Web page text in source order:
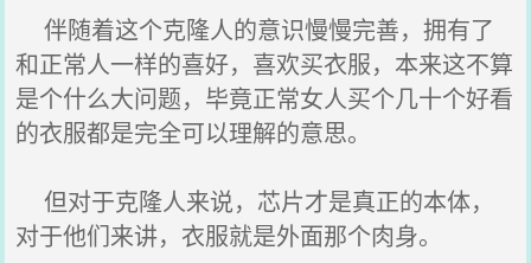
伴随着这个克隆人的意识慢慢完善，拥有了
和正常人一样的喜好，喜欢买衣服，本来这不算
是个什么大问题，毕竟正常女人买个几十个好看
的衣服都是完全可以理解的意思。
但对于克隆人来说，芯片才是真正的本体，
对于他们来讲，衣服就是外面那个肉身。